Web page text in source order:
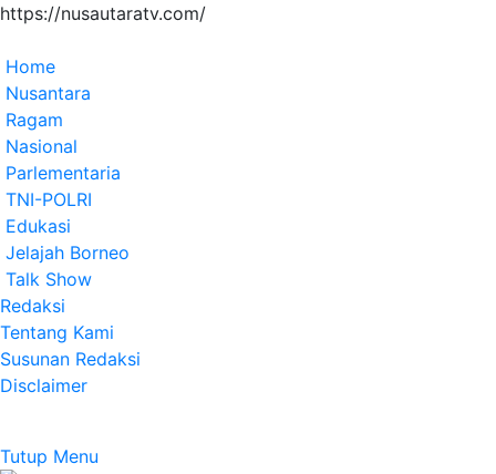
https://nusautaratv.com/
Home
Nusantara
Ragam
Nasional
Parlementaria
TNI-POLRI
Edukasi
Jelajah Borneo
Talk Show
Redaksi
Tentang Kami
Susunan Redaksi
Disclaimer
Tutup Menu